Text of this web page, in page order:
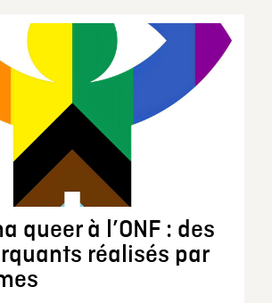
queer à l’ONF : des
réalisés par